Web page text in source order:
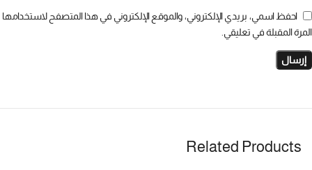
احفظ اسمي، بريدي الإلكتروني، والموقع الإلكتروني في هذا المتصفح لاستخدامها
المرة المقبلة في تعليقي.
Related Products